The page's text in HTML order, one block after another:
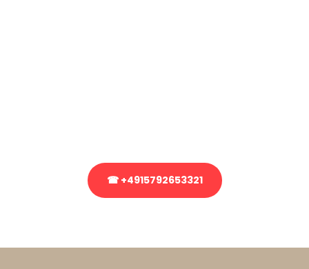
☎ +4915792653321